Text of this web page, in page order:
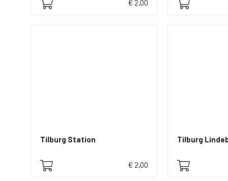
€ 2,00
Tilburg Station
€ 2,00
Tilburg